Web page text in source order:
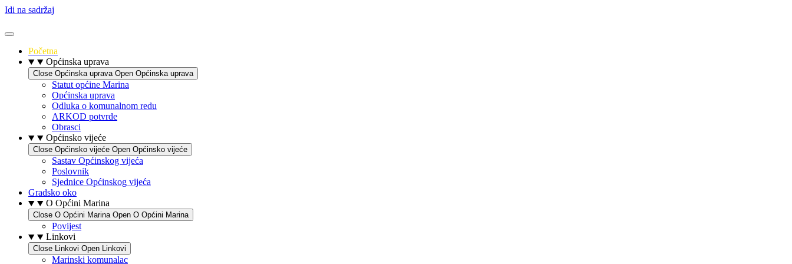
Idi na sadržaj
Početna
Općinska uprava
Close Općinska uprava Open Općinska uprava
Statut općine Marina
Općinska uprava
Odluka o komunalnom redu
ARKOD potvrde
Obrasci
Općinsko vijeće
Close Općinsko vijeće Open Općinsko vijeće
Sastav Općinskog vijeća
Poslovnik
Sjednice Općinskog vijeća
Gradsko oko
O Općini Marina
Close O Općini Marina Open O Općini Marina
Povijest
Linkovi
Close Linkovi Open Linkovi
Marinski komunalac